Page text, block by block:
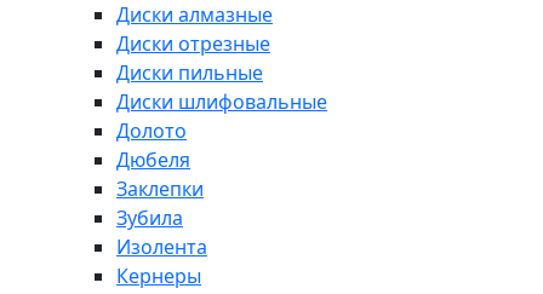
Диски алмазные
Диски отрезные
Диски пильные
Диски шлифовальные
Долото
Дюбеля
Заклепки
Зубила
Изолента
Кернеры